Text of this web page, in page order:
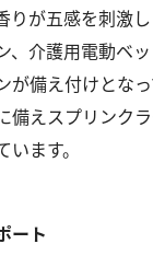
りが五感を刺激
介護用電動ベッ
備え付けとなっ
備えスプリンク
ます。
ート